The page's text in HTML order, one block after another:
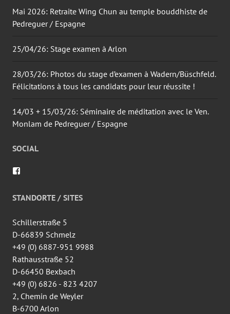
Mai 2026: Retraite Wing Chun au temple bouddhiste de
Pedreguer / Espagne
25/04/26: Stage examen à Arlon
28/03/26: Photos du stage d’examen à Wadern/Büschfeld.
Félicitations à tous les candidats pour leur réussite !
14/03 + 15/03/26: Séminaire de méditation avec le Ven.
Monlam de Pedreguer / Espagne
SOCIAL
de
wingtsun.arlon
Facebook
STANDORTE / SITES
Schillerstraße 5
D-66839 Schmelz
+49 (0) 6887-951 9988
Rathausstraße 52
D-66450 Bexbach
+49 (0) 6826 - 823 4207
2, Chemin de Weyler
B-6700 Arlon